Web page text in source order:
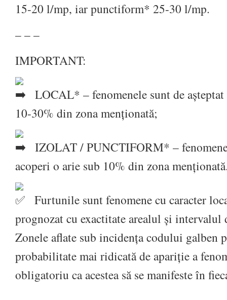
15-20 l/mp, iar punctiform* 25-30 l/mp.
– – –
IMPORTANT:
LOCAL* – fenomenele sunt de
10-30% din zona menționată;
IZOLAT / PUNCTIFORM* –
acoperi o arie sub 10% din zona
Furtunile sunt fenomene cu caracter
prognozat cu exactitate arealul și intervalul
Zonele aflate sub incidența codului galben
probabilitate mai ridicată de apariție a
obligatoriu ca acestea să se manifeste în